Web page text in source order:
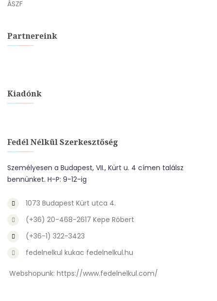
ÁSZF
Partnereink
Kiadónk
Fedél Nélkül Szerkesztőség
Személyesen a Budapest, VII., Kürt u. 4 címen találsz
bennünket. H-P: 9-12-ig
1073 Budapest Kürt utca 4.
(+36) 20-468-2617 Kepe Róbert
(+36-1) 322-3423
fedelnelkul kukac fedelnelkul.hu
Webshopunk: https://www.fedelnelkul.com/